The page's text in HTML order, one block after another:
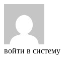
войти в систему